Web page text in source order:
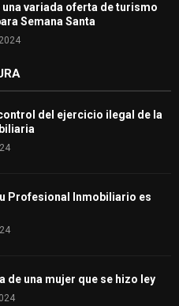
variada oferta de turismo
Semana Santa
del ejercicio ilegal de la
Profesional Inmobiliario es
de una mujer que se hizo ley